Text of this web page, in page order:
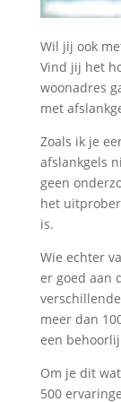
Wil jij ook
Vind jij het
woonadres
met
Zoals ik je
afslankgels
geen
het
is.
Wie echter
er goed aan
meer dan
een
Om je dit
500